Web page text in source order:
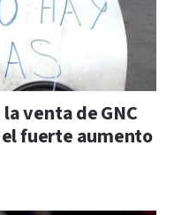
venta de GNC
fuerte aumento